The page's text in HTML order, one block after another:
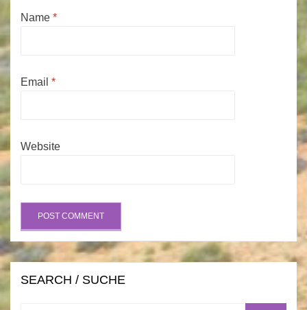
Name *
Email *
Website
SEARCH / SUCHE